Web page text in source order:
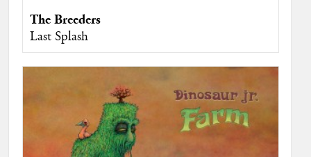
The Breeders
Last Splash